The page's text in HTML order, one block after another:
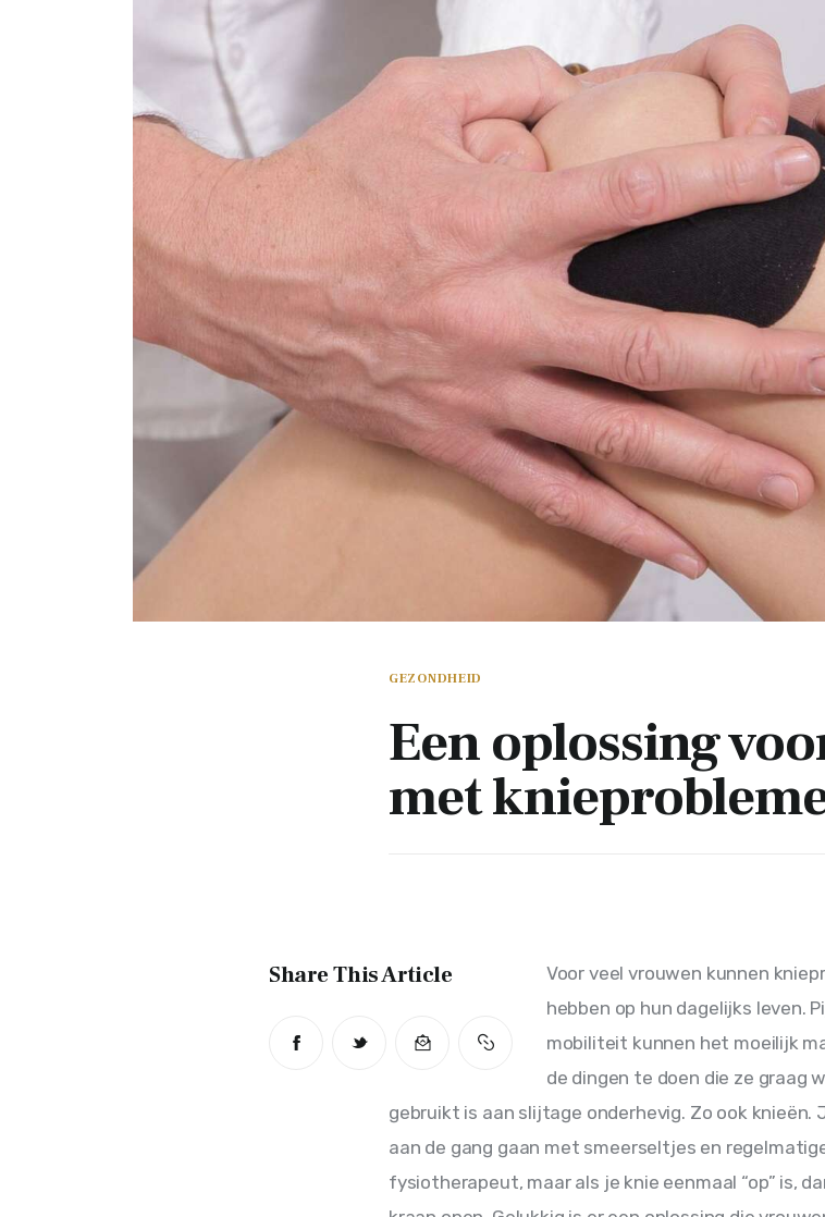
GEZONDHEID
Een oplossing
met
Share This Article
Voor veel vrouwen kunnen
hebben op hun dagelijks leven.
mobiliteit kunnen het moeilijk
de dingen te doen die ze graag
gebruikt is aan slijtage onderhevig. Zo ook
aan de gang gaan met smeerseltjes en
fysiotherapeut, maar als je knie eenmaal “op” is,